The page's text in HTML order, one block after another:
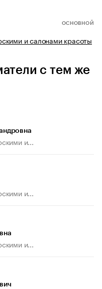
ОСНОВНОЙ
и салонами красоты
с тем же
и...
и...
и...